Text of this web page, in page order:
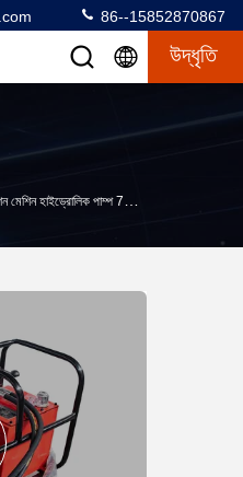
86--15852870867
উদ্ধৃতি
পাম্প 70 এমপিএ হাইড্রোলিক কম্প্রেশন মেশিন